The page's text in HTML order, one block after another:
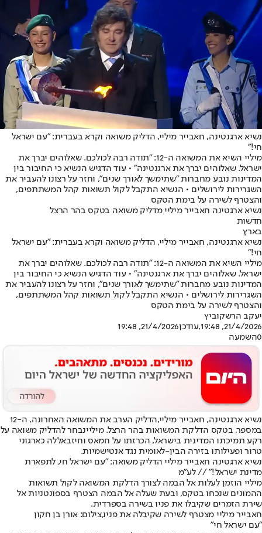
נשיא ארגנטינה, חאבייר מיליי, הדליק משואה וקרא בעברית: "עם ישראל
חי!"
מיליי השיא את המשואה ה-12: "תודה רבה לכולכם. שאלוהים יברך את
ישראל. שאלוהים יברך את ארגנטינה" • עוד הדגיש הנשיא כי החיבור בין
המדינות נובע מחברות "שתימשך לאורך שנים", וחזר על רצונו להעביר את
השגרירות לירושלים • הנשיא התקבל לקול תשואות קהל המשתתפים,
והצטרף לשירה על בימת הטקס
נשיא ארגטינה חאבייר מיליי מדליק משואה בטקס בהר הרצל
חדשות
בארץ
נשיא ארגנטינה, חאבייר מיליי, הדליק משואה וקרא בעברית: "עם ישראל
חי!"
מיליי השיא את המשואה ה-12: "תודה רבה לכולכם. שאלוהים יברך את
ישראל. שאלוהים יברך את ארגנטינה" • עוד הדגיש הנשיא כי החיבור בין
המדינות נובע מחברות "שתימשך לאורך שנים", וחזר על רצונו להעביר את
השגרירות לירושלים • הנשיא התקבל לקול תשואות קהל המשתתפים,
והצטרף לשירה על בימת הטקס
יעקב הרשקוביץ
21/4/2026, 19:48
,עודכן21/4/2026, 19:48
0השמעה
נשיא ארגנטינה, חאבייר מיליי,
הדליק הערב את המשואה האחרונה, ה-12
במספר, בטקס הדלקת המשואות בהר הרצל. מיליינבחר להדליק משואה על
רקע תמיכתו המדינית בישראל, הכרזתו על חמאס וחיזבאללה כארגוני
טרור ופעילותו בזירה הבין-לאומית נגד אנטישמיות.
נשיא ארגטינה חאבייר מיליי הדליק משואה: "עם ישראל חי, לתפארת
מדינת ישראל!" // לע"מ
מיליי הוזמן לעלות אל הבמה לצורך הדלקת המשואה לקול תשואות
ההמונים שנכחו בטקס, ובעת שעלה אל הבמה הצטרף בספונטניות אל
שירת הזמרים שקיבלו את פניו בשירה בספרדית.
חאבייר מיליי מצטרף לשירה שקיבלה את פניו,צילום: אורן בן חקון
"עם ישראל חי"